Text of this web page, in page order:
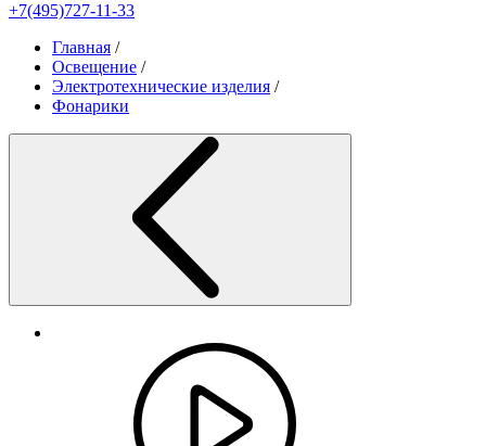
+7(495)727-11-33
Главная /
Освещение /
Электротехнические изделия /
Фонарики